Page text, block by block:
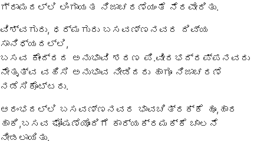
ಗ್ರಾಮದಲ್ಲಿ ಲಿಂಗಾಯತ ನಿಜಾಚರಣೆಯಂತೆ ನೆರವೇರಿತು.
ವಿಶ್ವಗುರು, ಧರ್ಮಗುರು ಬಸವಣ್ಣನವರ ದಿವ್ಯ
ಸಾನಿಧ್ಯದಲ್ಲಿ,
ಬಸವ ಕೇಂದ್ರದ ಅನುಭಾವಿ ಶರಣ ಪಿ.ವೀರಭದ್ರಪ್ಪನವರು
ನೇತೃತ್ವ ವಹಿಸಿ ಅನುಭಾವ ನೀಡಿದರು ಹಾಗೂ ನಿಜಾಚರಣೆ
ನಡೆಸಿಕೊಟ್ಟರು.
ಆರಂಭದಲ್ಲಿ ಬಸವಣ್ಣನವರ ಭಾವಚಿತ್ರಕ್ಕೆ ಹೂ,ಹಾರ
ಹಾಕಿ,ಬಸವ ಘೋಷಣೆಯೊಂದಿಗೆ ಕಾರ್ಯಕ್ರಮಕ್ಕೆ ಚಾಲನೆ
ನೀಡಲಾಯಿತು.